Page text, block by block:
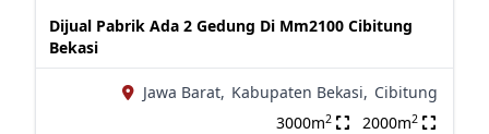
Dijual Pabrik Ada 2 Gedung Di Mm2100 Cibitung
Bekasi
Jawa Barat, Kabupaten Bekasi, Cibitung
3000m2 2000m2